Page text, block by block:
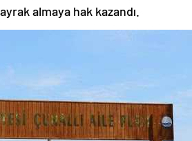
almaya hak kazandı.